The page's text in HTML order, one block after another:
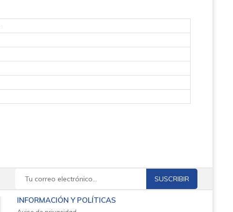
SUSCRIBIR
INFORMACIÓN Y POLÍTICAS